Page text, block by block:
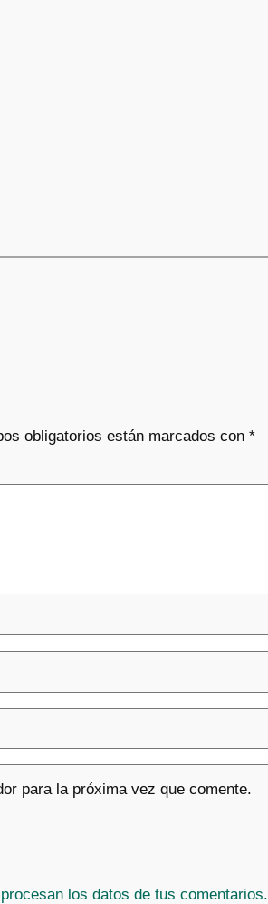
obligatorios están marcados con *
para la próxima vez que comente.
los datos de tus comentarios.